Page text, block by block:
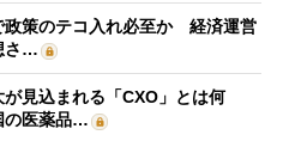
政策のテコ入れ必至か 経済運営
さ…
見込まれる「CXO」とは何
の医薬品…